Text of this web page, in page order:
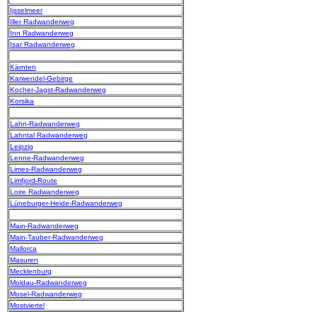
Ijsselmeer
Iller Radwanderweg
Inn Radwanderweg
Isar Radwanderweg
Kärnten
Karwendel-Gebirge
Kocher-Jagst-Radwanderweg
Korsika
Lahn-Radwanderweg
Lahntal Radwanderweg
Leipzig
Lenne-Radwanderweg
Limes-Radwanderweg
Limfjord-Route
Loire Radwanderweg
Lüneburger-Heide-Radwanderweg
Main-Radwanderweg
Main-Tauber-Radwanderweg
Mallorca
Masuren
Mecklenburg
Moldau-Radwanderweg
Mosel-Radwanderweg
Mostviertel